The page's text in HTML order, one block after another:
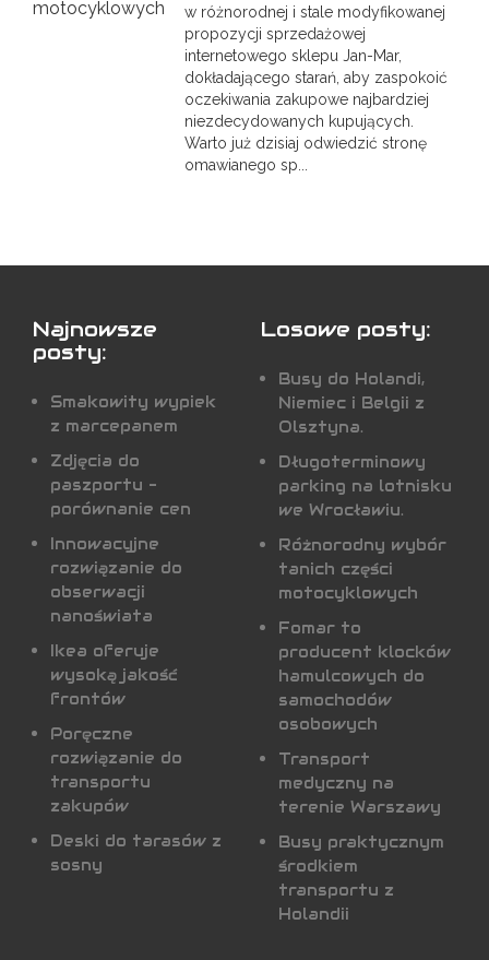
w różnorodnej i stale modyfikowanej
propozycji sprzedażowej
internetowego sklepu Jan-Mar,
dokładającego starań, aby zaspokoić
oczekiwania zakupowe najbardziej
niezdecydowanych kupujących.
Warto już dzisiaj odwiedzić stronę
omawianego sp...
Najnowsze
posty:
Smakowity wypiek
z marcepanem
Zdjęcia do
paszportu -
porównanie cen
Innowacyjne
rozwiązanie do
obserwacji
nanoświata
Ikea oferuje
wysoką jakość
frontów
Poręczne
rozwiązanie do
transportu
zakupów
Deski do tarasów z
sosny
Losowe posty:
Busy do Holandi,
Niemiec i Belgii z
Olsztyna.
Długoterminowy
parking na lotnisku
we Wrocławiu.
Różnorodny wybór
tanich części
motocyklowych
Fomar to
producent klocków
hamulcowych do
samochodów
osobowych
Transport
medyczny na
terenie Warszawy
Busy praktycznym
środkiem
transportu z
Holandii